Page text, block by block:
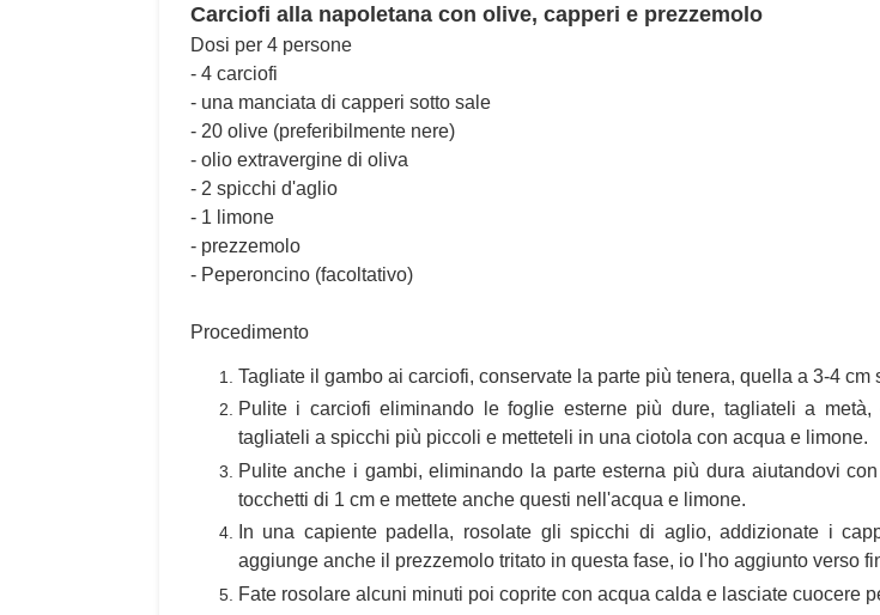
Carciofi alla napoletana con olive, capperi e prezzemolo
Dosi per 4 persone
- 4 carciofi
- una manciata di capperi sotto sale
- 20 olive (preferibilmente nere)
- olio extravergine di oliva
- 2 spicchi d'aglio
- 1 limone
- prezzemolo
- Peperoncino (facoltativo)
Procedimento
Tagliate il gambo ai carciofi, conservate la parte più tenera, quella a 3-4 cm
Pulite i carciofi eliminando le foglie esterne più dure, tagliateli a metà,
tagliateli a spicchi più piccoli e metteteli in una ciotola con acqua e limone.
Pulite anche i gambi, eliminando la parte esterna più dura aiutandovi
tocchetti di 1 cm e mettete anche questi nell'acqua e limone.
In una capiente padella, rosolate gli spicchi di aglio, addizionate i
aggiunge anche il prezzemolo tritato in questa fase, io l'ho aggiunto verso
Fate rosolare alcuni minuti poi coprite con acqua calda e lasciate cuocere